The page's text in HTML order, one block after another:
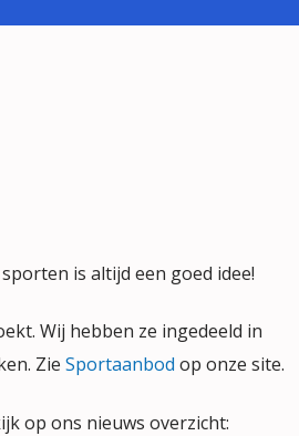
is altijd een goed idee!
Wij hebben ze ingedeeld in
Zie Sportaanbod op onze site.
op ons nieuws overzicht: